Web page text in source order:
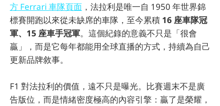
方 Ferrari 車隊頁面 ，法拉利是唯一自 1950 年世界錦
標賽開跑以來從未缺席的車隊，至今累積 16 座車隊冠
軍、15 座車手冠軍。這個紀錄的意義不只是「很會
贏」，而是它每年都能用全球直播的方式，持續為自己
更新品牌敘事。
F1 對法拉利的價值，遠不只是曝光。比賽週末不是廣
告版位，而是情緒密度極高的內容引擎：贏了是榮耀，